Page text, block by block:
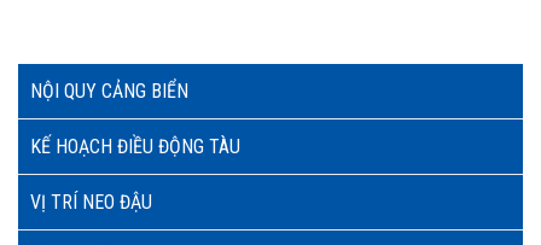
NỘI QUY CẢNG BIỂN
KẾ HOẠCH ĐIỀU ĐỘNG TÀU
VỊ TRÍ NEO ĐẬU